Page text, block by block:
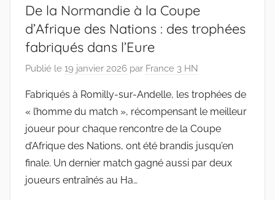
De la Normandie à la Coupe
d’Afrique des Nations : des trophées
fabriqués dans l’Eure
Publié le 19 janvier 2026 par France 3 HN
Fabriqués à Romilly-sur-Andelle, les trophées de
« l’homme du match », récompensant le meilleur
joueur pour chaque rencontre de la Coupe
d’Afrique des Nations, ont été brandis jusqu’en
finale. Un dernier match gagné aussi par deux
joueurs entraînés au Ha…